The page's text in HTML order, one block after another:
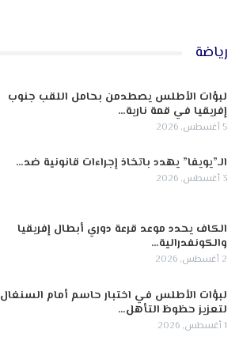
رياضة
لبؤات الأطلس يصطدمن بحامل اللقب جنوب
إفريقيا في قمة نارية…
5 أغسطس, 2026
الـ”يويفا” يهدد باتخاذ إجراءات قانونية ضد…
3 أغسطس, 2026
الكاف يحدد موعد قرعة دوري أبطال إفريقيا
والكونفدرالية…
2 أغسطس, 2026
لبؤات الأطلس في اختبار حاسم أمام السنغال
لتعزيز حظوظ التأهل…
1 أغسطس, 2026